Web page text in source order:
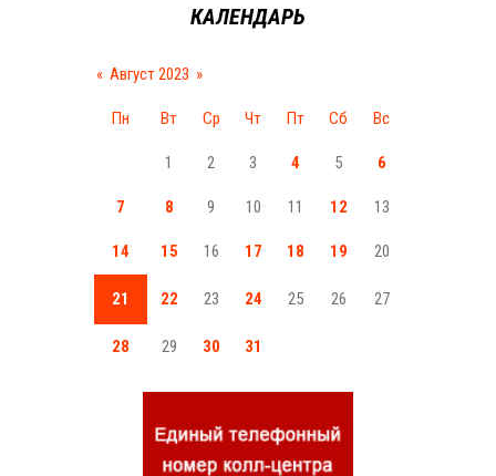
КАЛЕНДАРЬ
« Август 2023 »
Пн Вт Ср Чт Пт Сб Вс
1 2 3 4 5 6
7 8 9 10 11 12 13
14 15 16 17 18 19 20
21 22 23 24 25 26 27
28 29 30 31